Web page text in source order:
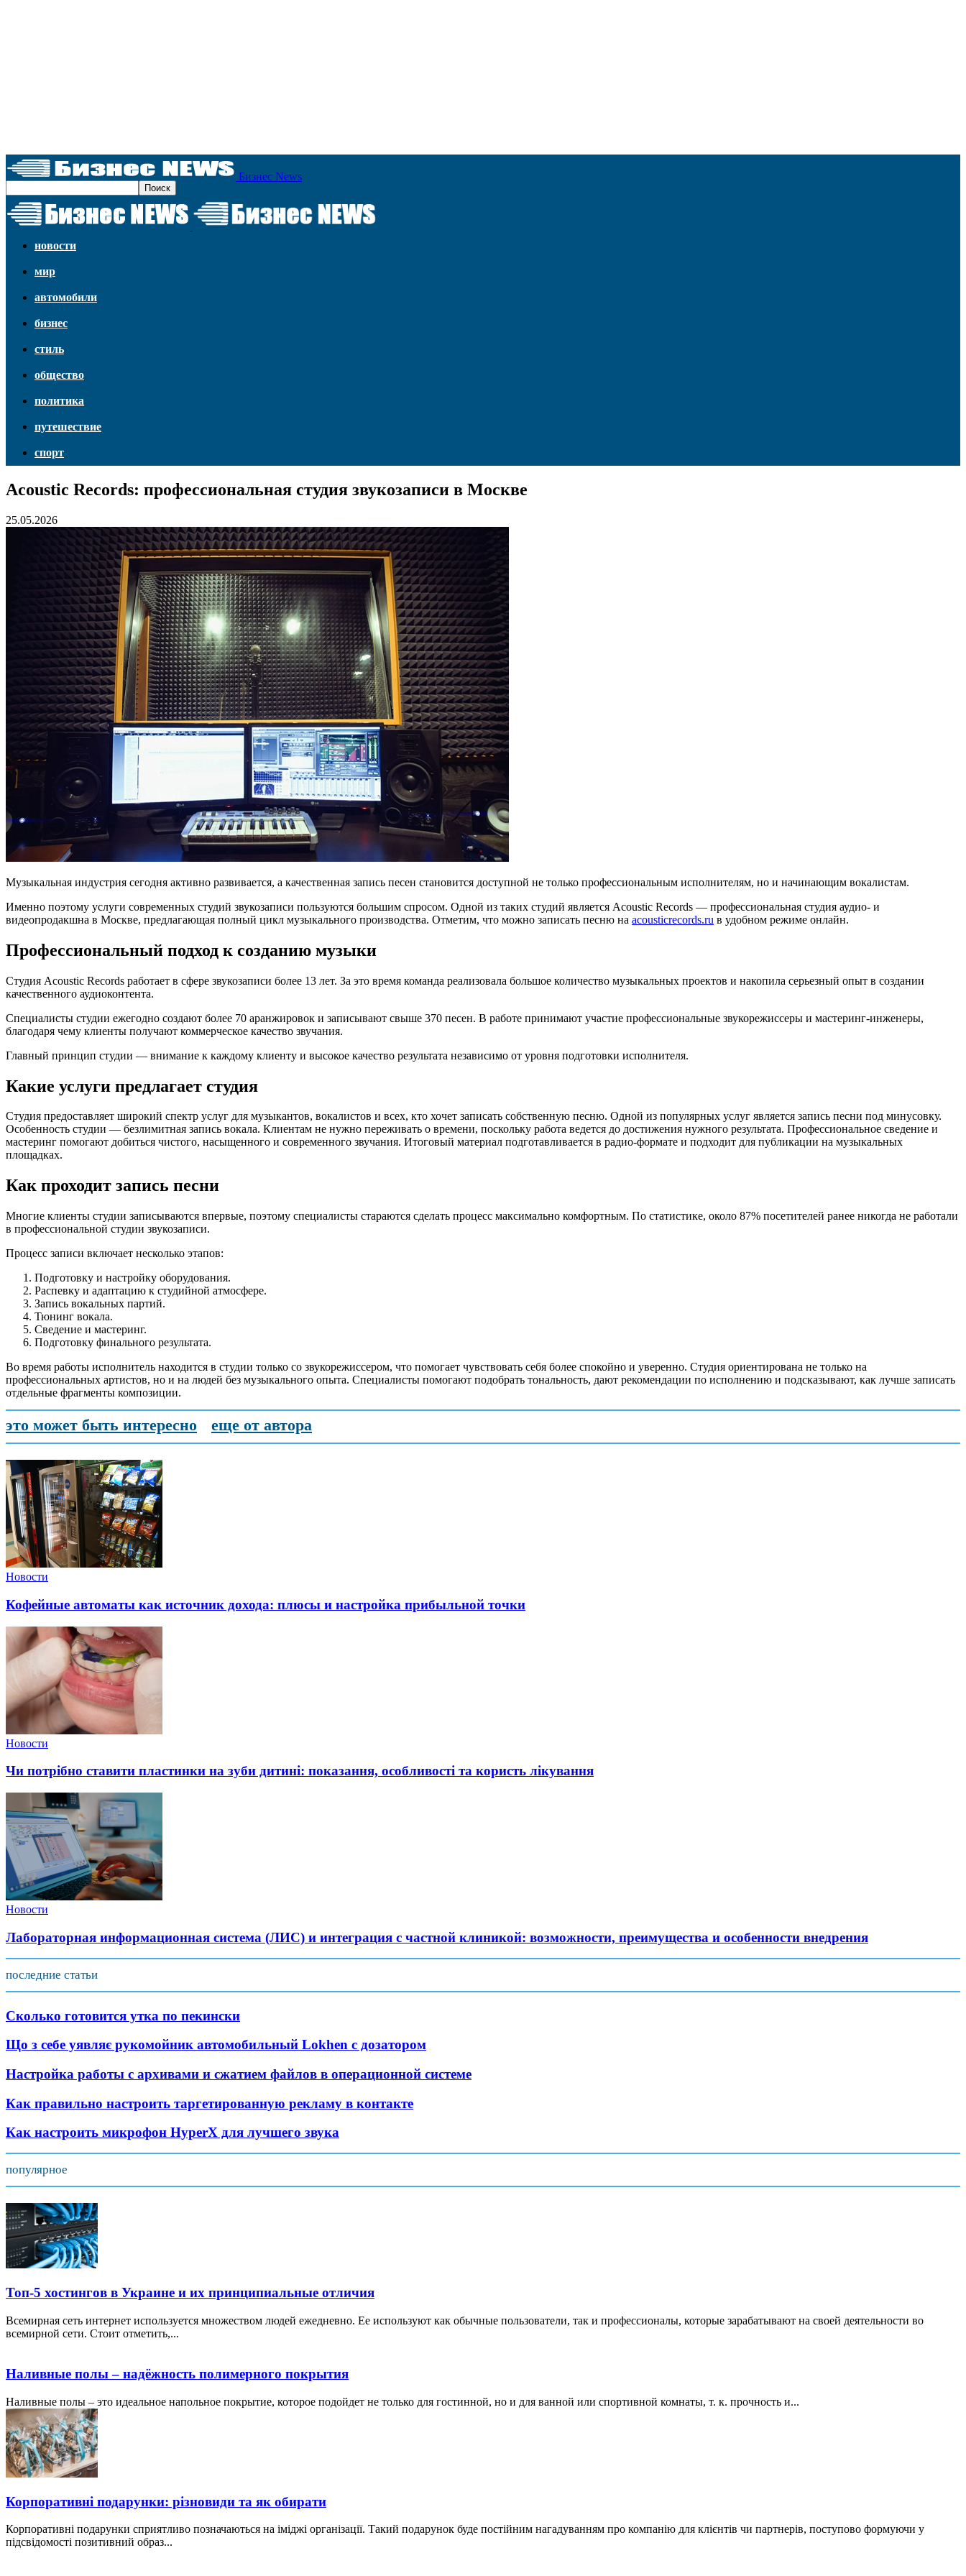
Бизнес News
новости
мир
автомобили
бизнес
стиль
общество
политика
путешествие
спорт
Acoustic Records: профессиональная студия звукозаписи в Москве
25.05.2026
Музыкальная индустрия сегодня активно развивается, а качественная запись песен становится доступной не только профессиональным исполнителям, но и начинающим вокалистам.
Именно поэтому услуги современных студий звукозаписи пользуются большим спросом. Одной из таких студий является Acoustic Records — профессиональная студия аудио- и
видеопродакшна в Москве, предлагающая полный цикл музыкального производства. Отметим, что можно записать песню на acousticrecords.ru в удобном режиме онлайн.
Профессиональный подход к созданию музыки
Студия Acoustic Records работает в сфере звукозаписи более 13 лет. За это время команда реализовала большое количество музыкальных проектов и накопила серьезный опыт в создании
качественного аудиоконтента.
Специалисты студии ежегодно создают более 70 аранжировок и записывают свыше 370 песен. В работе принимают участие профессиональные звукорежиссеры и мастеринг-инженеры,
благодаря чему клиенты получают коммерческое качество звучания.
Главный принцип студии — внимание к каждому клиенту и высокое качество результата независимо от уровня подготовки исполнителя.
Какие услуги предлагает студия
Студия предоставляет широкий спектр услуг для музыкантов, вокалистов и всех, кто хочет записать собственную песню. Одной из популярных услуг является запись песни под минусовку.
Особенность студии — безлимитная запись вокала. Клиентам не нужно переживать о времени, поскольку работа ведется до достижения нужного результата. Профессиональное сведение и
мастеринг помогают добиться чистого, насыщенного и современного звучания. Итоговый материал подготавливается в радио-формате и подходит для публикации на музыкальных
площадках.
Как проходит запись песни
Многие клиенты студии записываются впервые, поэтому специалисты стараются сделать процесс максимально комфортным. По статистике, около 87% посетителей ранее никогда не работали
в профессиональной студии звукозаписи.
Процесс записи включает несколько этапов:
Подготовку и настройку оборудования.
Распевку и адаптацию к студийной атмосфере.
Запись вокальных партий.
Тюнинг вокала.
Сведение и мастеринг.
Подготовку финального результата.
Во время работы исполнитель находится в студии только со звукорежиссером, что помогает чувствовать себя более спокойно и уверенно. Студия ориентирована не только на
профессиональных артистов, но и на людей без музыкального опыта. Специалисты помогают подобрать тональность, дают рекомендации по исполнению и подсказывают, как лучше записать
отдельные фрагменты композиции.
это может быть интересно еще от автора
Новости
Кофейные автоматы как источник дохода: плюсы и настройка прибыльной точки
Новости
Чи потрібно ставити пластинки на зуби дитині: показання, особливості та користь лікування
Новости
Лабораторная информационная система (ЛИС) и интеграция с частной клиникой: возможности, преимущества и особенности внедрения
последние статьи
Сколько готовится утка по пекински
Що з себе уявляє рукомойник автомобильный Lokhen с дозатором
Настройка работы с архивами и сжатием файлов в операционной системе
Как правильно настроить таргетированную рекламу в контакте
Как настроить микрофон HyperX для лучшего звука
популярное
Топ-5 хостингов в Украине и их принципиальные отличия
Всемирная сеть интернет используется множеством людей ежедневно. Ее используют как обычные пользователи, так и профессионалы, которые зарабатывают на своей деятельности во
всемирной сети. Стоит отметить,...
Наливные полы – надёжность полимерного покрытия
Наливные полы – это идеальное напольное покрытие, которое подойдет не только для гостинной, но и для ванной или спортивной комнаты, т. к. прочность и...
Корпоративні подарунки: різновиди та як обирати
Корпоративні подарунки сприятливо позначаються на іміджі організації. Такий подарунок буде постійним нагадуванням про компанію для клієнтів чи партнерів, поступово формуючи у
підсвідомості позитивний образ...